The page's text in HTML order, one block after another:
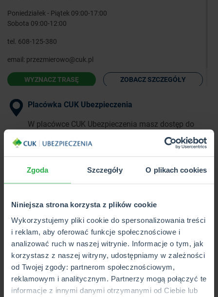
Zgoda Szczegóły O plikach cookies
Niniejsza strona korzysta z plików cookie
Wykorzystujemy pliki cookie do spersonalizowania treści
i reklam, aby oferować funkcje społecznościowe i
analizować ruch w naszej witrynie. Informacje o tym, jak
korzystasz z naszej witryny, udostępniamy w zależności
od Twojej zgody: partnerom społecznościowym,
reklamowym i analitycznym. Partnerzy mogą połączyć te
informacje z innymi danymi otrzymanymi od Ciebie lub
Poniedziałek - Piątek 09:00-17:00
Sobota 09:00-12:00
tel. 608-125-380
email: przezmierowo@cuk.pl
WYZNACZ TRASĘ ZOBACZ SZCZEGÓŁY
Placówka CUK Ubezpieczenia
W placówce CUK Ubezpieczenia masz dostęp do
ubezpieczeniowych w 1 miejscu.
Punkt Partnerski CUK Ubezpieczenia
i kupisz wybrane produkty z pełnej oferty CUK.
Wkrótce otwarcie
Placówka lub Punkt Partnerski CUK Ubezpieczenia,
który wkrótce będzie otwarty.